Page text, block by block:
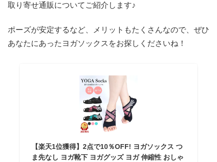
取り寄せ通販についてご紹介します♪
ポーズが安定するなど、メリットもたくさんなので、ぜひ
あなたにあったヨガソックスをお探しくださいね！
【楽天1位獲得】2点で10％OFF! ヨガソックス つ
ま先なし ヨガ靴下 ヨガグッズ ヨガ 伸縮性 おしゃ